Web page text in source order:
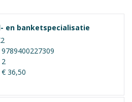
/ Uitstroom
aanwezig
en banketspecialisatie
9789400227309
2
€ 36,50